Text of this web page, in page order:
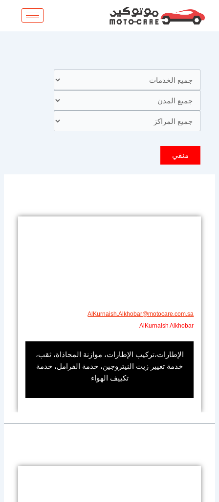
AlKurnaish.Alkhobar@motocare.com.sa​
AlKurnaish Alkhobar
الإطارات،تركيب الإطارات، موازنة المحاذاة، ثقب،
خدمة تغيير زيت النيتروجين، خدمة الفرامل، خدمة
تكييف الهواء